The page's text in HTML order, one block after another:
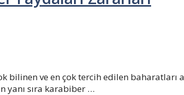
bilinen ve en çok tercih edilen
yanı sıra karabiber …